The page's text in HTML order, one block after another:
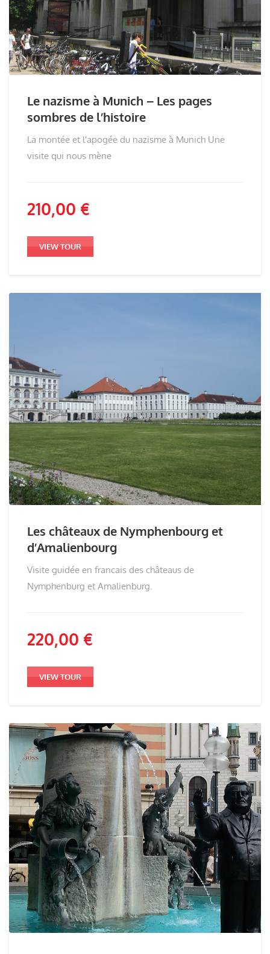
Le nazisme à Munich – Les pages
sombres de l’histoire
La montée et l'apogée du nazisme à Munich Une
visite qui nous mène
210,00 €
VIEW TOUR
Les châteaux de Nymphenbourg et
d’Amalienbourg
Visite guidée en francais des châteaus de
Nymphenburg et Amalienburg.
220,00 €
VIEW TOUR